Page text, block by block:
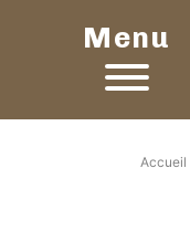
Menu
Accueil